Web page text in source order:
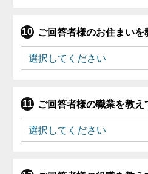
ご回答者様のお住まいを
ご回答者様の職業を教え